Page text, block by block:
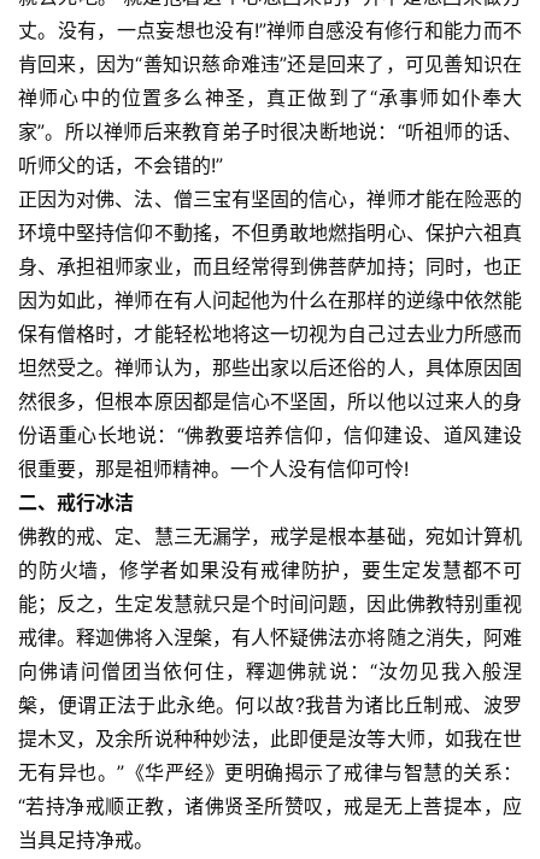
人
物
寺
院
巡
礼
视
频
纪
录
教
艺
术
政
策
法
规
免
责
声
明
登录 注册
丈。没有，一点妄想也没有!”禅师自感没有修行和能力而不
肯回来，因为“善知识慈命难违”还是回来了，可见善知识在
禅师心中的位置多么神圣，真正做到了“承事师如仆奉大
家”。所以禅师后来教育弟子时很决断地说：“听祖师的话、
听师父的话，不会错的!”
正因为对佛、法、僧三宝有坚固的信心，禅师才能在险恶的
环境中堅持信仰不動搖，不但勇敢地燃指明心、保护六祖真
身、承担祖师家业，而且经常得到佛菩萨加持；同时，也正
因为如此，禅师在有人问起他为什么在那样的逆缘中依然能
保有僧格时，才能轻松地将这一切视为自己过去业力所感而
坦然受之。禅师认为，那些出家以后还俗的人，具体原因固
然很多，但根本原因都是信心不坚固，所以他以过来人的身
份语重心长地说：“佛教要培养信仰，信仰建设、道风建设
很重要，那是祖师精神。一个人没有信仰可怜!
二、戒行冰洁
佛教的戒、定、慧三无漏学，戒学是根本基础，宛如计算机
的防火墙，修学者如果没有戒律防护，要生定发慧都不可
能；反之，生定发慧就只是个时间问题，因此佛教特别重视
戒律。释迦佛将入涅槃，有人怀疑佛法亦将随之消失，阿难
向佛请问僧团当依何住，釋迦佛就说：“汝勿见我入般涅
槃，便谓正法于此永绝。何以故?我昔为诸比丘制戒、波罗
提木叉，及余所说种种妙法，此即便是汝等大师，如我在世
无有异也。”《华严经》更明确揭示了戒律与智慧的关系：
“若持净戒顺正教，诸佛贤圣所赞叹，戒是无上菩提本，应
当具足持净戒。